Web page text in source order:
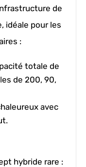
de
idéale pour les
:
totale de
de 200, 90,
avec
hybride rare :